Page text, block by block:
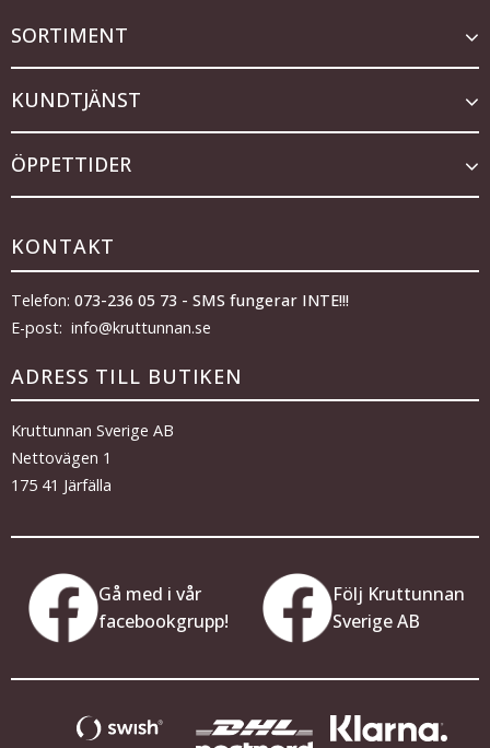
SORTIMENT
KUNDTJÄNST
ÖPPETTIDER
KONTAKT
Telefon: 073-236 05 73 - SMS fungerar INTE!!!
E-post: info@kruttunnan.se
ADRESS TILL BUTIKEN
Kruttunnan Sverige AB
Nettovägen 1
175 41 Järfälla
Gå med i vår
facebookgrupp!
Följ Kruttunnan
Sverige AB